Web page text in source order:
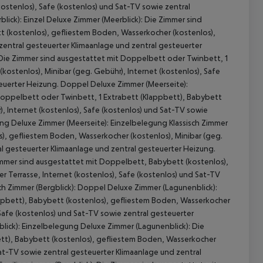
Safe (kostenlos) und Sat-TV sowie zentral
Einzel Deluxe Zimmer (Meerblick): Die Zimmer sind
gefliestem Boden, Wasserkocher (kostenlos),
gesteuerter Klimaanlage und zentral gesteuerter
Zimmer sind ausgestattet mit Doppelbett oder Twinbett, 1
Minibar (geg. Gebühr), Internet (kostenlos), Safe
Heizung. Doppel Deluxe Zimmer (Meerseite):
oder Twinbett, 1 Extrabett (Klappbett), Babybett
Internet (kostenlos), Safe (kostenlos) und Sat-TV sowie
Zimmer (Meerseite): Einzelbelegung Klassisch Zimmer
Boden, Wasserkocher (kostenlos), Minibar (geg.
Klimaanlage und zentral gesteuerter Heizung.
sind ausgestattet mit Doppelbett, Babybett (kostenlos),
Terrasse, Internet (kostenlos), Safe (kostenlos) und Sat-TV
(Bergblick): Doppel Deluxe Zimmer (Lagunenblick):
Babybett (kostenlos), gefliestem Boden, Wasserkocher
(kostenlos) und Sat-TV sowie zentral gesteuerter
Einzelbelegung Deluxe Zimmer (Lagunenblick): Die
Babybett (kostenlos), gefliestem Boden, Wasserkocher
TV sowie zentral gesteuerter Klimaanlage und zentral